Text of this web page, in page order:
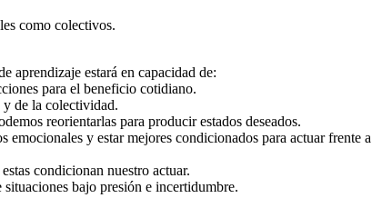
como colectivos.
aprendizaje estará en capacidad de:
para el beneficio cotidiano.
de la colectividad.
reorientarlas para producir estados deseados.
y estar mejores condicionados para actuar frente a
condicionan nuestro actuar.
bajo presión e incertidumbre.